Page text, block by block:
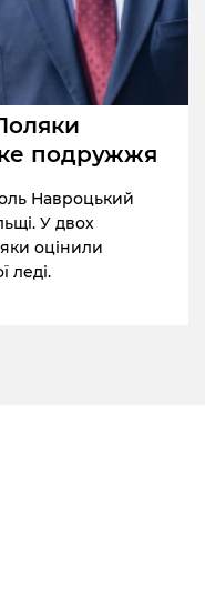
подружжя
Навроцький
У двох
оцінили
леді.